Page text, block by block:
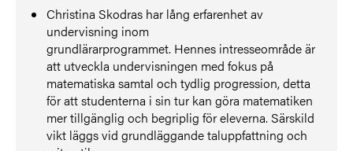
Christina Skodras har lång erfarenhet av
undervisning inom
grundlärarprogrammet. Hennes intresseområde är
att utveckla undervisningen med fokus på
matematiska samtal och tydlig progression, detta
för att studenterna i sin tur kan göra matematiken
mer tillgänglig och begriplig för eleverna. Särskild
vikt läggs vid grundläggande taluppfattning och